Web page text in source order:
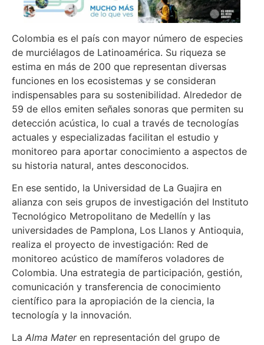
Colombia es el país con mayor número de especies
de murciélagos de Latinoamérica. Su riqueza se
estima en más de 200 que representan diversas
funciones en los ecosistemas y se consideran
indispensables para su sostenibilidad. Alrededor de
59 de ellos emiten señales sonoras que permiten su
detección acústica, lo cual a través de tecnologías
actuales y especializadas facilitan el estudio y
monitoreo para aportar conocimiento a aspectos de
su historia natural, antes desconocidos.
En ese sentido, la Universidad de La Guajira en
alianza con seis grupos de investigación del Instituto
Tecnológico Metropolitano de Medellín y las
universidades de Pamplona, Los Llanos y Antioquia,
realiza el proyecto de investigación: Red de
monitoreo acústico de mamíferos voladores de
Colombia. Una estrategia de participación, gestión,
comunicación y transferencia de conocimiento
científico para la apropiación de la ciencia, la
tecnología y la innovación.
La Alma Materen representación del grupo de